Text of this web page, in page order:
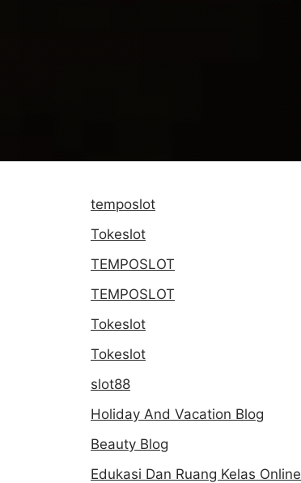
temposlot
Tokeslot
TEMPOSLOT
TEMPOSLOT
Tokeslot
Tokeslot
slot88
Holiday And Vacation Blog
Beauty Blog
Edukasi Dan Ruang Kelas Online